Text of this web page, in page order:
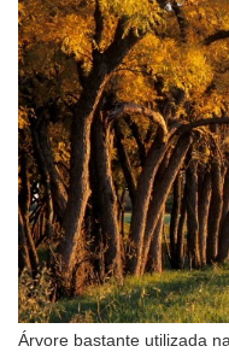
Árvore bastante utilizada